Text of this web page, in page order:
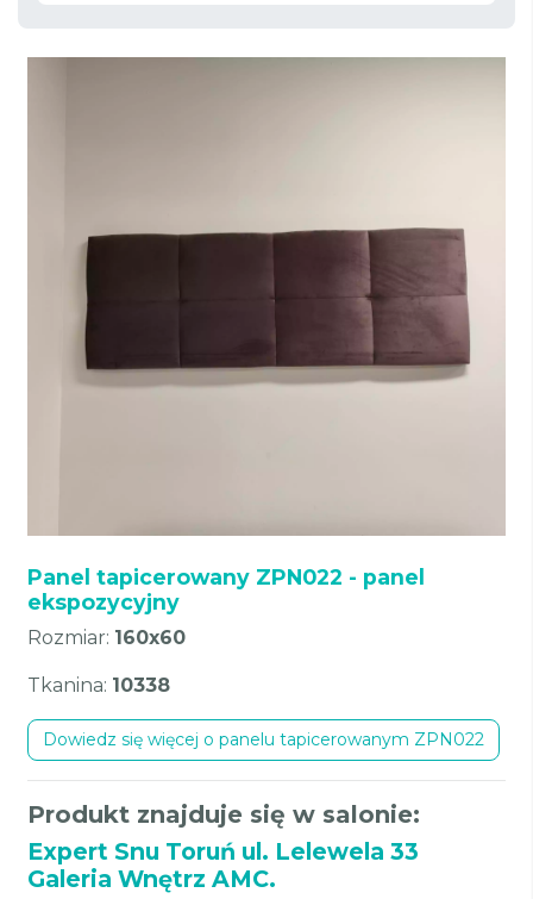
Panel tapicerowany ZPN022 - panel
ekspozycyjny
Rozmiar: 160x60
Tkanina: 10338
Dowiedz się więcej o panelu tapicerowanym ZPN022
Produkt znajduje się w salonie:
Expert Snu Toruń ul. Lelewela 33
Galeria Wnętrz AMC.